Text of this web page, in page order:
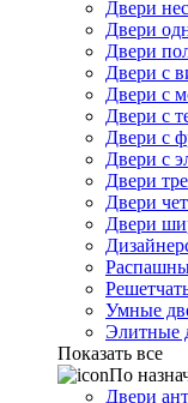
Двери
Двери
Двери
Двери с
Двери с
Двери с
Двери с
Двери с
Двери
Двери
Двери
Умные
Элитные
Показать все
По
Двери